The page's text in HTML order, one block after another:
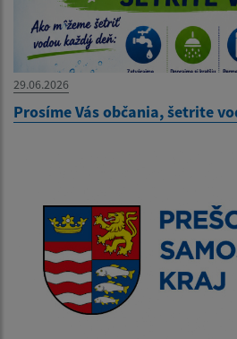
29.06.2026
Prosíme Vás občania, šetrite